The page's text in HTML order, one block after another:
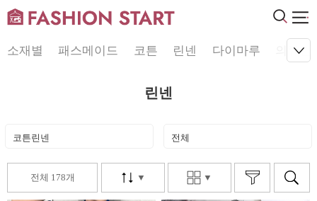
소재별 패스메이드 코튼 린넨 다이마루 의류원
린넨
코튼린넨 전체
전체 178개 ▼ ▼